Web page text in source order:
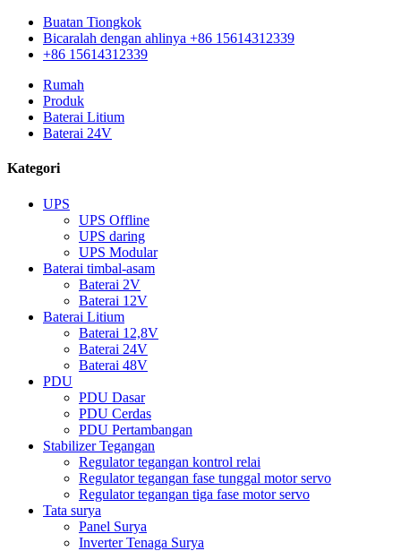
Buatan Tiongkok
Bicaralah dengan ahlinya +86 15614312339
+86 15614312339
Rumah
Produk
Baterai Litium
Baterai 24V
Kategori
UPS
UPS Offline
UPS daring
UPS Modular
Baterai timbal-asam
Baterai 2V
Baterai 12V
Baterai Litium
Baterai 12,8V
Baterai 24V
Baterai 48V
PDU
PDU Dasar
PDU Cerdas
PDU Pertambangan
Stabilizer Tegangan
Regulator tegangan kontrol relai
Regulator tegangan fase tunggal motor servo
Regulator tegangan tiga fase motor servo
Tata surya
Panel Surya
Inverter Tenaga Surya